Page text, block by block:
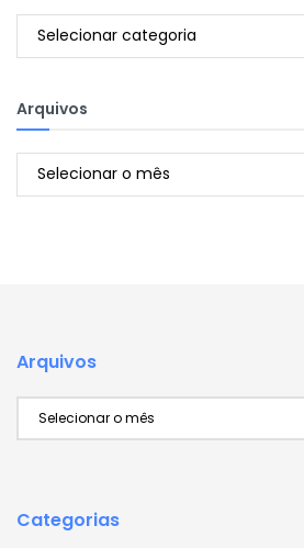
Categorias
Arquivos
Arquivos
Arquivos
Categorias